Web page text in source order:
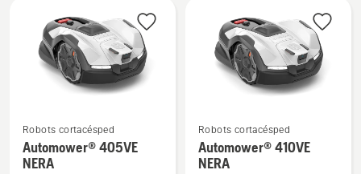
Ver
más
Robots cortacésped
Automower® 405VE
NERA
Ver
más
Robots cortacésped
Automower® 410VE
NERA